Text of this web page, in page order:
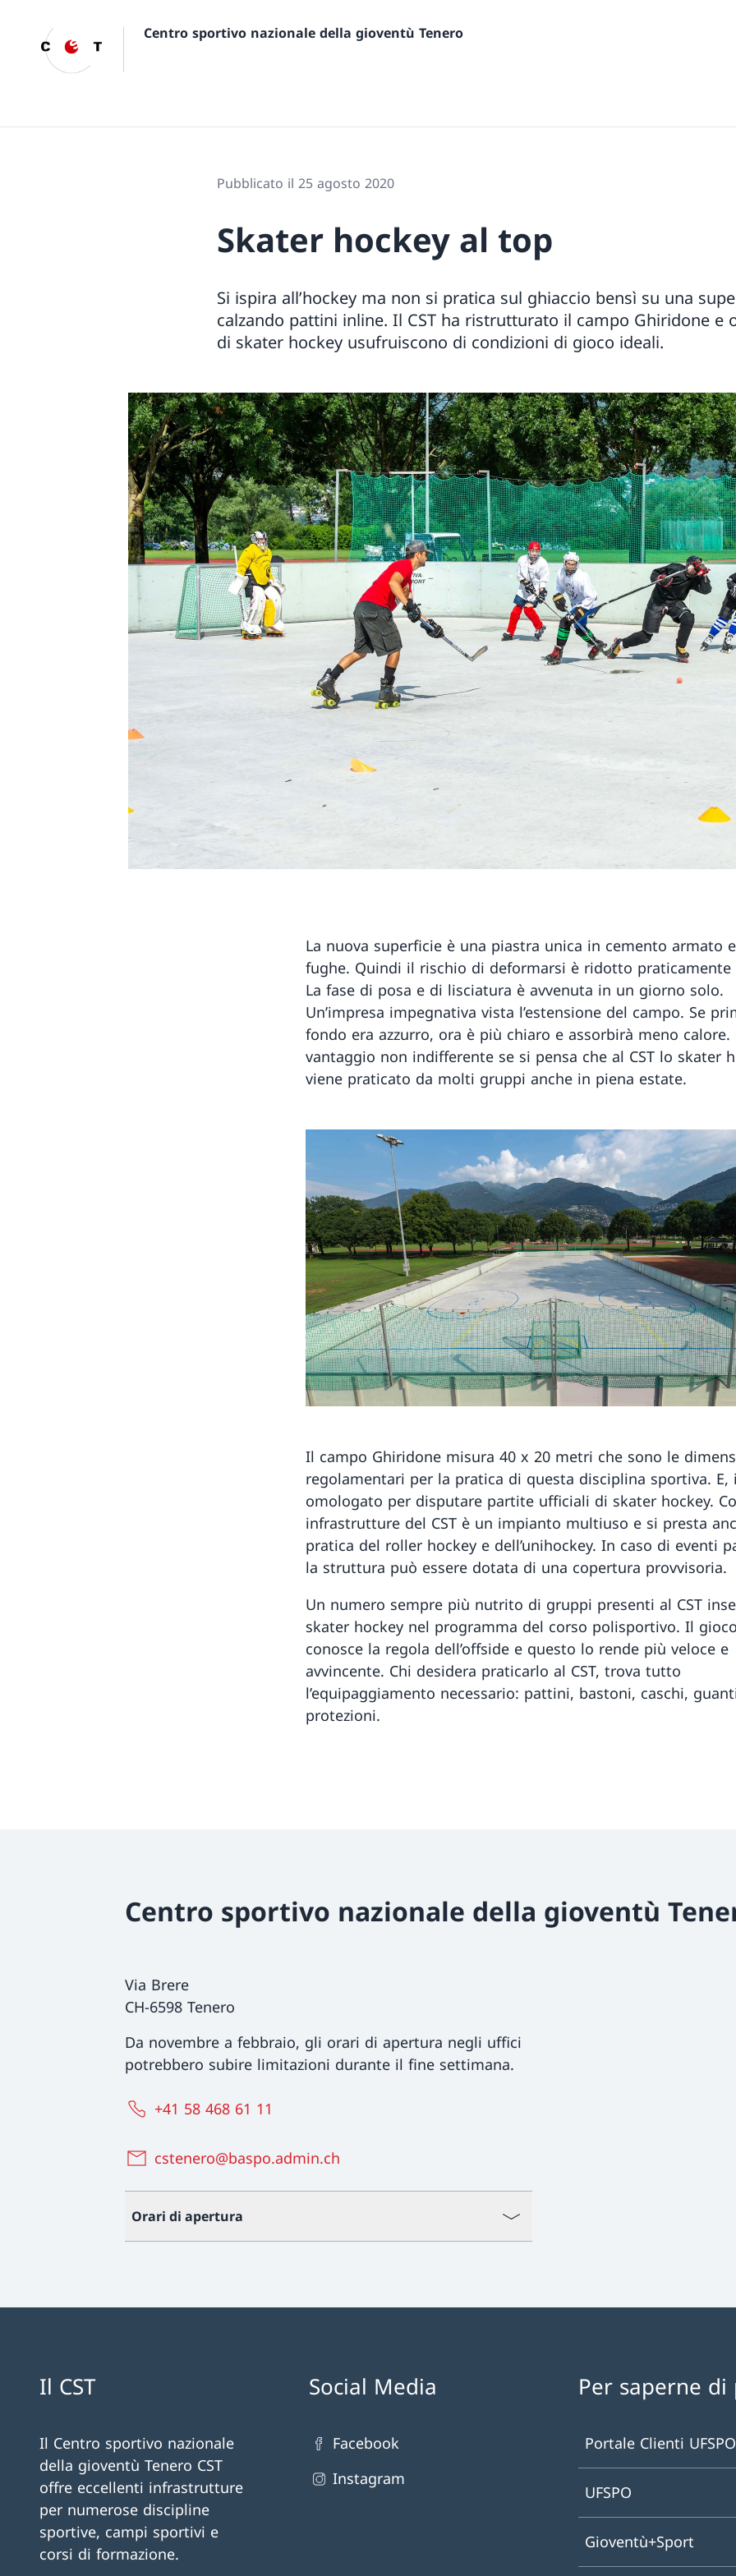
Centro sportivo nazionale della gioventù Tenero
Pubblicato il 25 agosto 2020
Skater hockey al top
Si ispira all’hockey ma non si pratica sul ghiaccio bensì su una
calzando pattini inline. Il CST ha ristrutturato il campo Ghiridone e
di skater hockey usufruiscono di condizioni di gioco ideali.
La nuova superficie è una piastra unica in cemento armato
fughe. Quindi il rischio di deformarsi è ridotto praticamente
La fase di posa e di lisciatura è avvenuta in un giorno solo.
Un’impresa impegnativa vista l’estensione del campo. Se
fondo era azzurro, ora è più chiaro e assorbirà meno calore.
vantaggio non indifferente se si pensa che al CST lo skater
viene praticato da molti gruppi anche in piena estate.
Il campo Ghiridone misura 40 x 20 metri che sono le
regolamentari per la pratica di questa disciplina sportiva. E,
omologato per disputare partite ufficiali di skater hockey.
infrastrutture del CST è un impianto multiuso e si presta
pratica del roller hockey e dell’unihockey. In caso di eventi
la struttura può essere dotata di una copertura provvisoria.
Un numero sempre più nutrito di gruppi presenti al CST
skater hockey nel programma del corso polisportivo. Il
conosce la regola dell’offside e questo lo rende più veloce e
avvincente. Chi desidera praticarlo al CST, trova tutto
l’equipaggiamento necessario: pattini, bastoni, caschi,
protezioni.
Centro sportivo nazionale della gioventù
Via Brere
CH-6598 Tenero
Da novembre a febbraio, gli orari di apertura negli uffici
potrebbero subire limitazioni durante il fine settimana.
+41 58 468 61 11
cstenero@baspo.admin.ch
Orari di apertura
Il CST
Il Centro sportivo nazionale
della gioventù Tenero CST
offre eccellenti infrastrutture
per numerose discipline
sportive, campi sportivi e
corsi di formazione.
Social Media
Facebook
Instagram
Per saperne di
Portale Clienti UFSPO
UFSPO
Gioventù+Sport